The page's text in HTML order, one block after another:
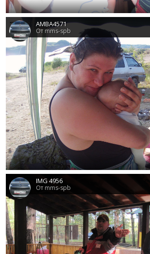
AMBA4571
От mms-spb
IMG 4956
От mms-spb